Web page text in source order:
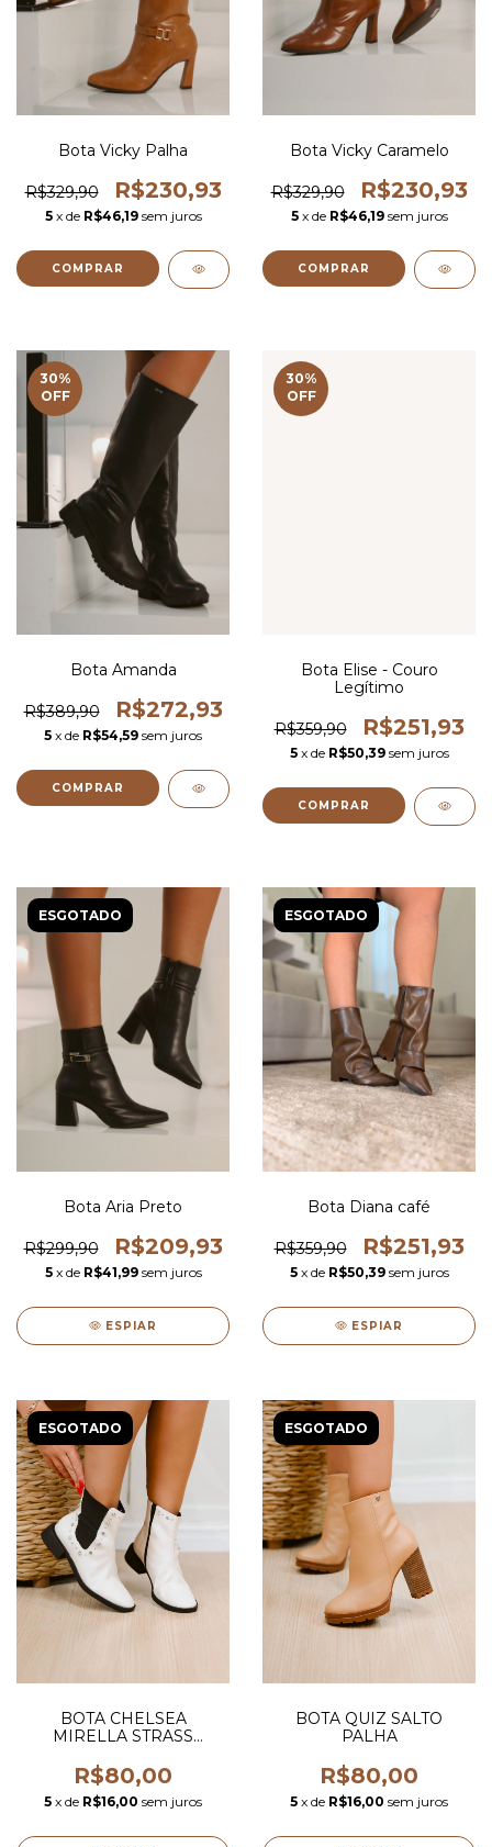
Bota Vicky Palha
R$329,90 R$230,93
5 x de R$46,19 sem juros
COMPRAR
Bota Vicky Caramelo
R$329,90 R$230,93
5 x de R$46,19 sem juros
COMPRAR
30%
OFF
Bota Amanda
R$389,90 R$272,93
5 x de R$54,59 sem juros
COMPRAR
30%
OFF
Bota Elise - Couro
Legítimo
R$359,90 R$251,93
5 x de R$50,39 sem juros
COMPRAR
ESGOTADO
Bota Aria Preto
R$299,90 R$209,93
5 x de R$41,99 sem juros
ESPIAR
ESGOTADO
Bota Diana café
R$359,90 R$251,93
5 x de R$50,39 sem juros
ESPIAR
ESGOTADO
BOTA CHELSEA
MIRELLA STRASS
R$80,00
5 x de R$16,00 sem juros
ESGOTADO
BOTA QUIZ SALTO
PALHA
R$80,00
5 x de R$16,00 sem juros